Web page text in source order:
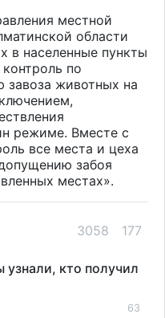
местной
области
в населенные пункты
по
животных на
режиме. Вместе с
все места и цеха
забоя
местах».
3058 177
узнали, кто получил
63